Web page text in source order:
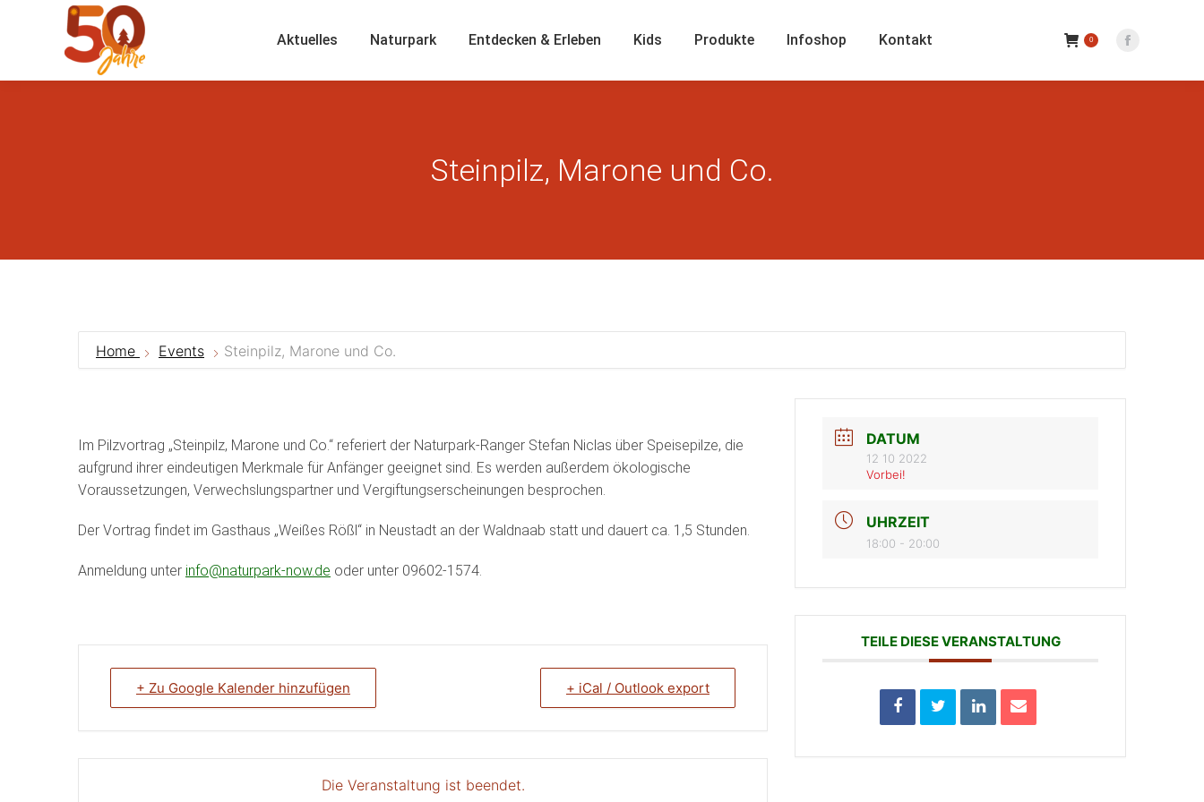
Aktuelles Naturpark Entdecken & Erleben Kids Produkte Infoshop Kontakt 0
Facebook
Steinpilz, Marone und Co.
Home Events Steinpilz, Marone und Co.
Im Pilzvortrag „Steinpilz, Marone und Co.“ referiert der Naturpark-Ranger Stefan Niclas über Speisepilze, die
aufgrund ihrer eindeutigen Merkmale für Anfänger geeignet sind. Es werden außerdem ökologische
Voraussetzungen, Verwechslungspartner und Vergiftungserscheinungen besprochen.
Der Vortrag findet im Gasthaus „Weißes Rößl“ in Neustadt an der Waldnaab statt und dauert ca. 1,5 Stunden.
Anmeldung unter info@naturpark-now.de oder unter 09602-1574.
+ Zu Google Kalender hinzufügen + iCal / Outlook export
Die Veranstaltung ist beendet.
DATUM
12 10 2022
Vorbei!
UHRZEIT
18:00 - 20:00
TEILE DIESE VERANSTALTUNG